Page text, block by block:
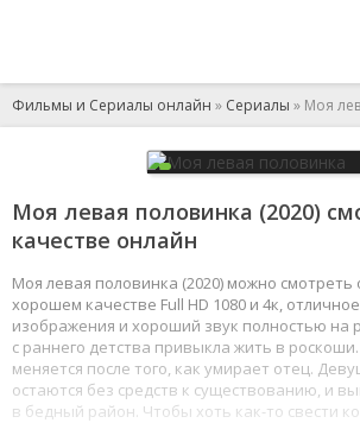
Фильмы и Сериалы онлайн » Сериалы » Моя
Моя левая половинка (2020)
качестве онлайн
Моя левая половинка (2020) можно смотреть
хорошем качестве Full HD 1080 и 4к,
изображения и хороший звук полностью на
с раннего детства привыкла жить в
меняется после того, как умирает отец.
остаются без средств к существованию, и
в бедный район. Чтобы хоть как-то свести